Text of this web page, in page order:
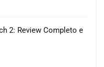
2: Review Completo e